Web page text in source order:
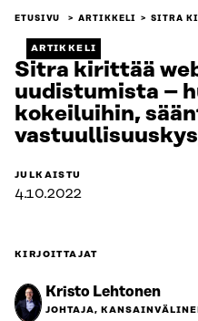
ETUSIVU ARTIKKELI SITRA
ARTIKKELI
Sitra kirittää
uudistumista –
kokeiluihin,
JULKAISTU
4.10.2022
KIRJOITTAJAT
Kristo Lehtonen
JOHTAJA,